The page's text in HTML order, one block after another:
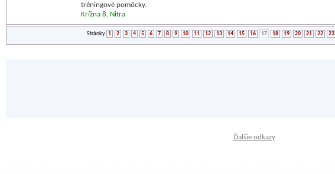
tréningové pomôcky.
Krížna 8, Nitra
Stránky 1 2 3 4 5 6 7 8 9 10 11 12 13 14 15 16 17 18 19 20 21 22 23
Ďalšie odkazy